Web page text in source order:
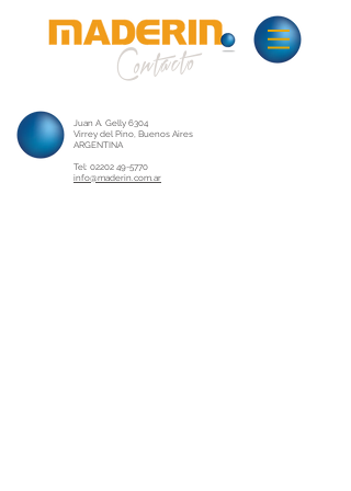
Contacto
Juan A. Gelly 6304
Virrey del Pino, Buenos Aires
ARGENTINA
Tel: 02202 49-5770
info@maderin.com.ar